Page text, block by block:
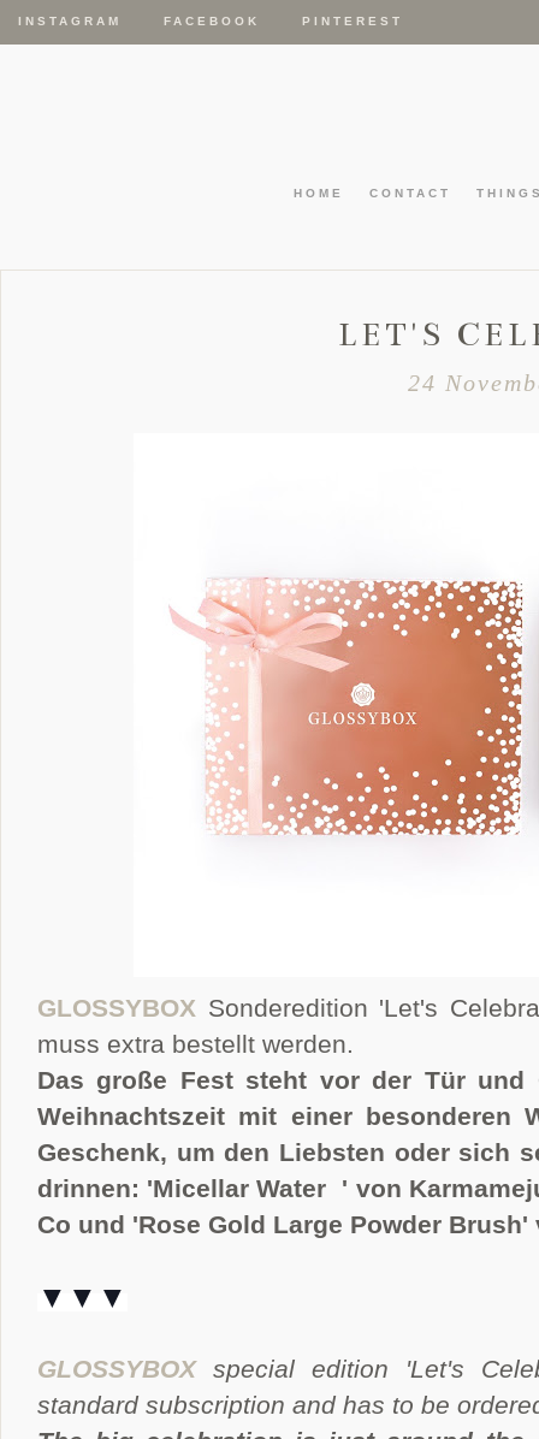
INSTAGRAM FACEBOOK PINTEREST
HOME CONTACT
LET'S
24
GLOSSYBOX Sonderedition 'Let's
muss extra bestellt werden.
Das große Fest steht vor der Tür und
Weihnachtszeit mit einer besonderen
Geschenk, um den Liebsten oder sich
drinnen: 'Micellar Water ' von
Co und 'Rose Gold Large Powder Brush'
▼▼▼
GLOSSYBOXspecial edition 'Let's
standard subscription and has to be